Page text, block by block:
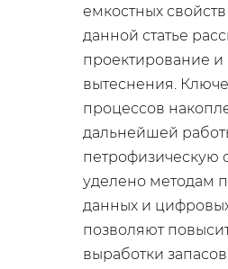
емкостных
данной статье
проектирование и
вытеснения.
процессов
дальнейшей
петрофизическую
уделено методам
данных и
позволяют
выработки